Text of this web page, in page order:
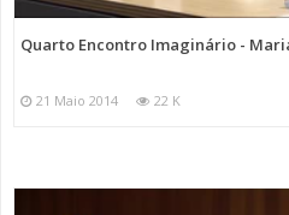
Quarto Encontro Imaginário -
21 Maio 2014 22 K